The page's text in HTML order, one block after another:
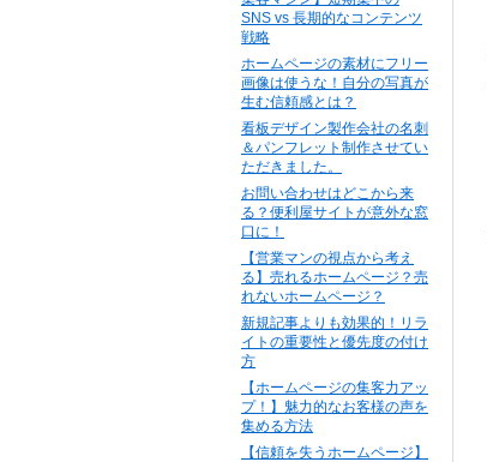
SNS vs 長期的なコンテンツ
戦略
ホームページの素材にフリー
画像は使うな！自分の写真が
生む信頼感とは？
看板デザイン製作会社の名刺
＆パンフレット制作させてい
ただきました。
お問い合わせはどこから来
る？便利屋サイトが意外な窓
口に！
【営業マンの視点から考え
る】売れるホームページ？売
れないホームページ？
新規記事よりも効果的！リラ
イトの重要性と優先度の付け
方
【ホームページの集客力アッ
プ！】魅力的なお客様の声を
集める方法
【信頼を失うホームページ】